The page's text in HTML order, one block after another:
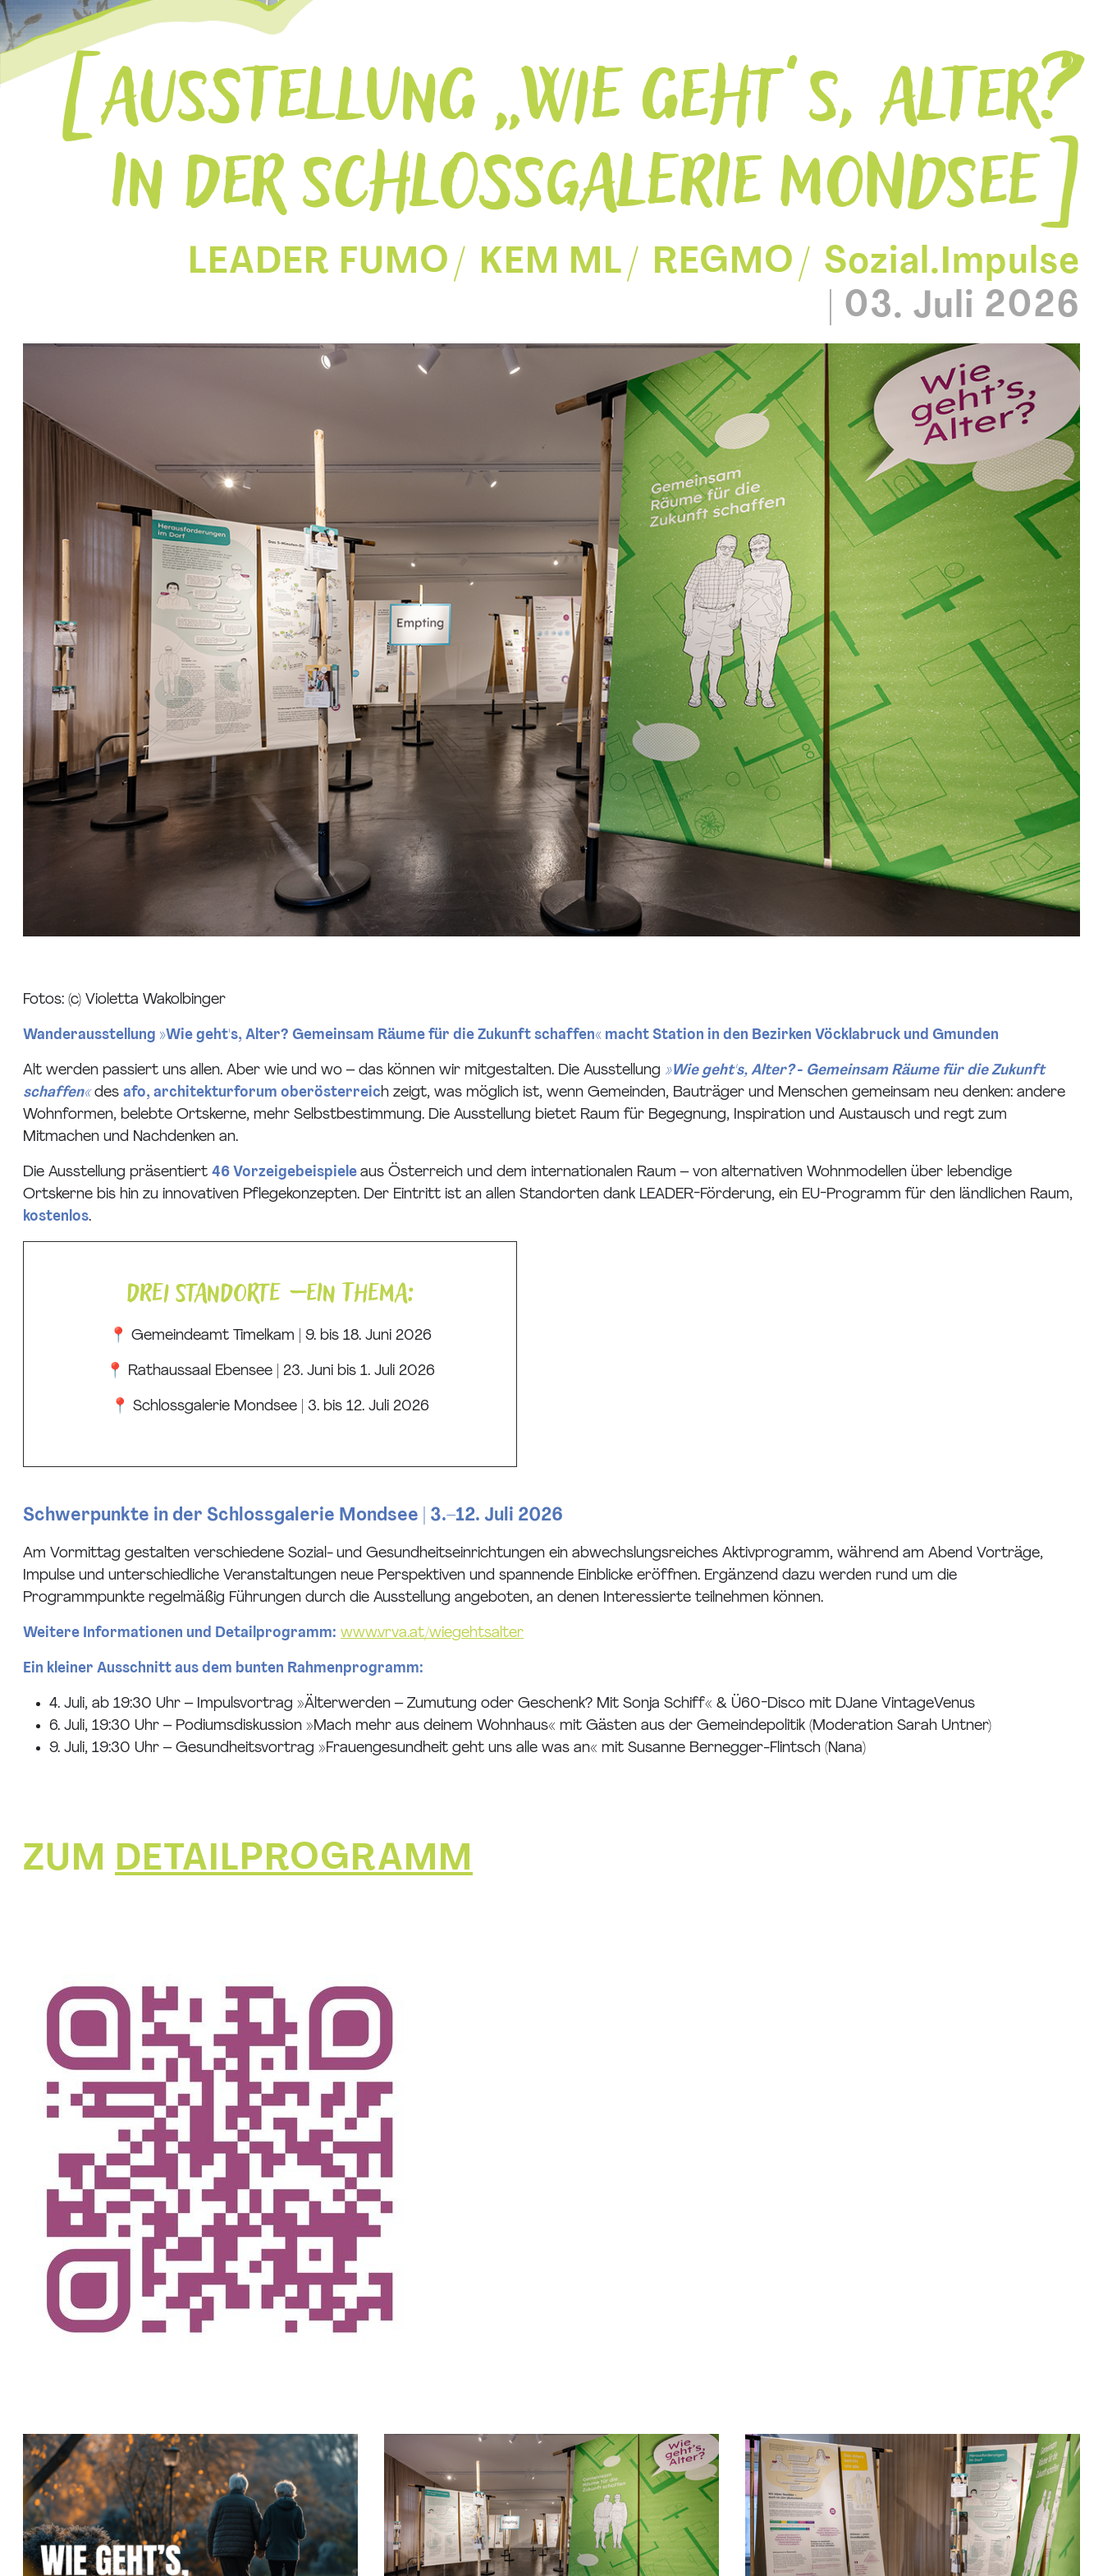
AUSSTELLUNG „WIE GEHT’S, ALTER?“
IN DER SCHLOSSGALERIE MONDSEE
LEADER FUMO KEM ML REGMO
Sozial.Impulse
03. Juli 2026
Fotos: (c) Violetta Wakolbinger
Wanderausstellung »Wie geht's, Alter? Gemeinsam Räume für die Zukunft schaffen« macht Station in den Bezirken Vöcklabruck und Gmunden
Alt werden passiert uns allen. Aber wie und wo – das können wir mitgestalten. Die Ausstellung »Wie geht's, Alter?- Gemeinsam Räume für die Zukunft
schaffen«des afo, architekturforum oberösterreich zeigt, was möglich ist, wenn Gemeinden, Bauträger und Menschen gemeinsam neu denken: andere
Wohnformen, belebte Ortskerne, mehr Selbstbestimmung. Die Ausstellung bietet Raum für Begegnung, Inspiration und Austausch und regt zum
Mitmachen und Nachdenken an.
Die Ausstellung präsentiert 46 Vorzeigebeispiele aus Österreich und dem internationalen Raum – von alternativen Wohnmodellen über lebendige
Ortskerne bis hin zu innovativen Pflegekonzepten. Der Eintritt ist an allen Standorten dank LEADER-Förderung, ein EU-Programm für den ländlichen Raum,
kostenlos.
Drei Standorte – ein Thema:
📍 Gemeindeamt Timelkam | 9. bis 18. Juni 2026
📍 Rathaussaal Ebensee | 23. Juni bis 1. Juli 2026
📍 Schlossgalerie Mondsee | 3. bis 12. Juli 2026
Schwerpunkte in der Schlossgalerie Mondsee | 3.–12. Juli 2026
Am Vormittag gestalten verschiedene Sozial- und Gesundheitseinrichtungen ein abwechslungsreiches Aktivprogramm, während am Abend Vorträge,
Impulse und unterschiedliche Veranstaltungen neue Perspektiven und spannende Einblicke eröffnen. Ergänzend dazu werden rund um die
Programmpunkte regelmäßig Führungen durch die Ausstellung angeboten, an denen Interessierte teilnehmen können.
Weitere Informationen und Detailprogramm: www.vrva.at/wiegehtsalter
Ein kleiner Ausschnitt aus dem bunten Rahmenprogramm:
4. Juli, ab 19:30 Uhr – Impulsvortrag »Älterwerden – Zumutung oder Geschenk? Mit Sonja Schiff« & Ü60-Disco mit DJane VintageVenus
6. Juli, 19:30 Uhr – Podiumsdiskussion »Mach mehr aus deinem Wohnhaus« mit Gästen aus der Gemeindepolitik (Moderation Sarah Untner)
9. Juli, 19:30 Uhr – Gesundheitsvortrag »Frauengesundheit geht uns alle was an« mit Susanne Bernegger-Flintsch (Nana)
ZUM DETAILPROGRAMM